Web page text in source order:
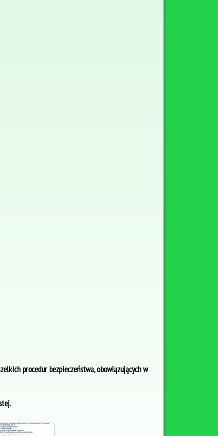
procedur bezpieczeństwa, obowiązujących w